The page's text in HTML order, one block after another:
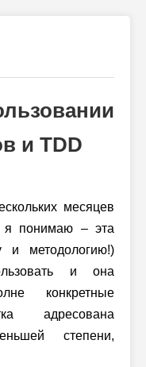
и TDD
месяцев
я понимаю – эта
и методологию!)
и она
конкретные
адресована
степени,